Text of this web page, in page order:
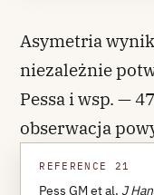
Asymetria
niezależnie
Pessa i wsp. —
obserwacja
REFERENCE 21
Pess GM et al. J